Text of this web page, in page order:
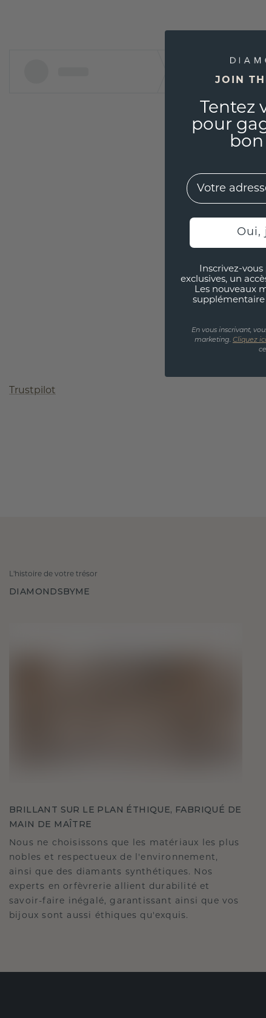
Trustpilot
L'histoire de votre trésor
DIAMONDSBYME
BRILLANT SUR LE PLAN ÉTHIQUE, FABRIQUÉ DE
MAIN DE MAÎTRE
Nous ne choisissons que les matériaux les plus
nobles et respectueux de l'environnement,
ainsi que des diamants synthétiques. Nos
experts en orfèvrerie allient durabilité et
savoir-faire inégalé, garantissant ainsi que vos
bijoux sont aussi éthiques qu'exquis.
JOIN
Tentez
pour
bon
EMail
Oui,
Inscrivez-
exclusives, un
Les nouveaux
En vous inscrivant,
marketing. Cliquez ici